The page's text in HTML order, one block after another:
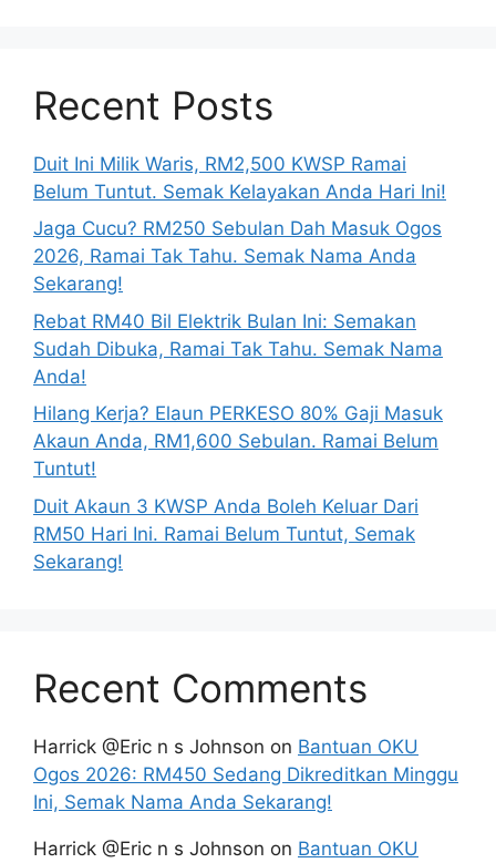
Recent Posts
Duit Ini Milik Waris, RM2,500 KWSP Ramai
Belum Tuntut. Semak Kelayakan Anda Hari Ini!
Jaga Cucu? RM250 Sebulan Dah Masuk Ogos
2026, Ramai Tak Tahu. Semak Nama Anda
Sekarang!
Rebat RM40 Bil Elektrik Bulan Ini: Semakan
Sudah Dibuka, Ramai Tak Tahu. Semak Nama
Anda!
Hilang Kerja? Elaun PERKESO 80% Gaji Masuk
Akaun Anda, RM1,600 Sebulan. Ramai Belum
Tuntut!
Duit Akaun 3 KWSP Anda Boleh Keluar Dari
RM50 Hari Ini. Ramai Belum Tuntut, Semak
Sekarang!
Recent Comments
Harrick @Eric n s Johnson on Bantuan OKU
Ogos 2026: RM450 Sedang Dikreditkan Minggu
Ini, Semak Nama Anda Sekarang!
Harrick @Eric n s Johnson on Bantuan OKU